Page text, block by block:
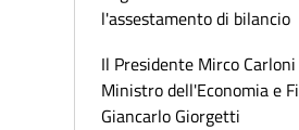
l'assestamento di bilancio
Il Presidente Mirco
Ministro dell'Economia e
Giancarlo Giorgetti